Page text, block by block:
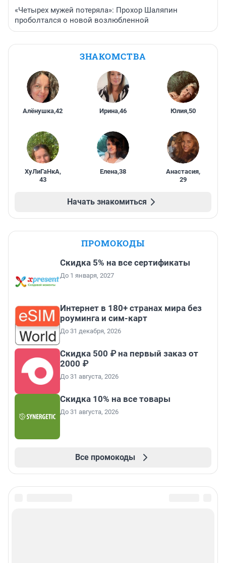
«Четырех мужей потеряла»: Прохор Шаляпин
проболтался о новой возлюбленной
ЗНАКОМСТВА
Алёнушка,42 Ирина,46 Юлия,50
ХуЛиГаНкА,
43
Елена,38 Анастасия,
29
Начать знакомиться
ПРОМОКОДЫ
Скидка 5% на все сертификаты
До 1 января, 2027
Интернет в 180+ странах мира без
роуминга и сим-карт
До 31 декабря, 2026
Скидка 500 ₽ на первый заказ от
2000 ₽
До 31 августа, 2026
Скидка 10% на все товары
До 31 августа, 2026
Все промокоды